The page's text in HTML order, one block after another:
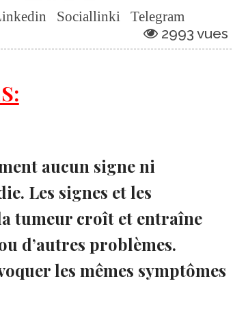
Sociallinki Telegram
2993 vues
aucun signe ni
Les signes et les
tumeur croît et entraîne
d’autres problèmes.
les mêmes symptômes